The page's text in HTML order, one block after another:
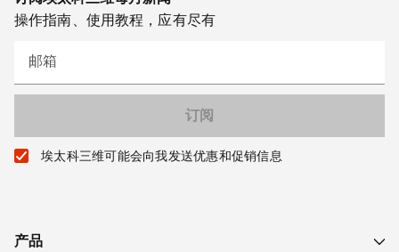
操作指南、使用教程，应有尽有
邮箱
埃太科三维可能会向我发送优惠和促销信息
产品